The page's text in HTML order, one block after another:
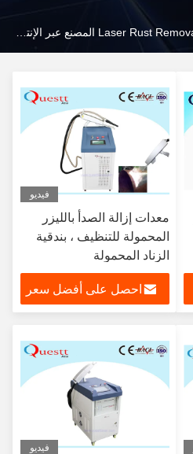
فيديو
معدات إزالة الصدأ بالليزر
المحمولة للتنظيف ، بندقية
الزناد المحمولة
احصل على أفضل سعر
فيديو